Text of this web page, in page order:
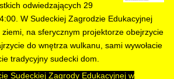
odwiedzających 29
W Sudeckiej Zagrodzie Edukacyjnej
na sferycznym projektorze obejrzycie
do wnętrza wulkanu, sami wywołacie
tradycyjny sudecki dom.
Sudeckiej Zagrody Edukacyjnej w